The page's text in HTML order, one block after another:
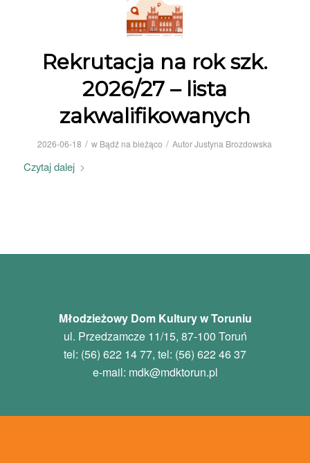
Rekrutacja na rok szk.
2026/27 – lista
zakwalifikowanych
2026-06-18 / w Bądź na bieżąco / AutorJustyna Brozdowska
Czytaj dalej
Młodzieżowy Dom Kultury w Toruniu
ul. Przedzamcze 11/15, 87-100 Toruń
tel: (56) 622 14 77, tel: (56) 622 46 37
e-mail: mdk@mdktorun.pl